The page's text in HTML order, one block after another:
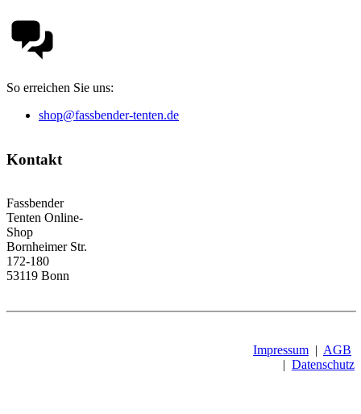
So erreichen Sie uns:
shop@fassbender-tenten.de
Kontakt
Fassbender
Tenten Online-
Shop
Bornheimer Str.
172-180
53119 Bonn
Impressum| AGB
| Datenschutz